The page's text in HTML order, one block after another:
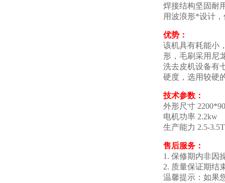
焊接结构坚固耐
用波浪形*设计
优势：
该机具有耗能小
形，毛刷采用尼
洗去皮机设备有
硬度，选用较硬
技术参数：
外形尺寸
电机功率 2.2kw
生产能力 2.5-
售后服务：
1. 保修期内非因
2. 质量保证期结
温馨提示：如果